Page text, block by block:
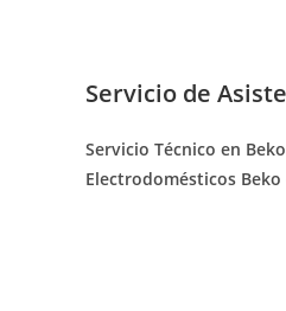
Servicio de
Servicio Técnico en
Electrodomésticos